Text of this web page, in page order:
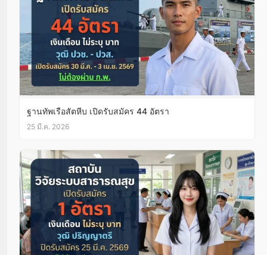
ฐานทัพเรือสัตหีบ เปิดรับสมัคร 44 อัตรา
25 มี.ค. 2026